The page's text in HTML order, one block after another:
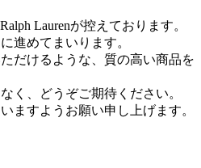
Laurenが控えております。
進めてまいります。
だけるような、質の高い商品を
く、どうぞご期待ください。
ますようお願い申し上げます。